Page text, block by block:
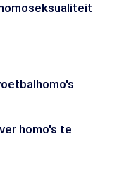
homo's te